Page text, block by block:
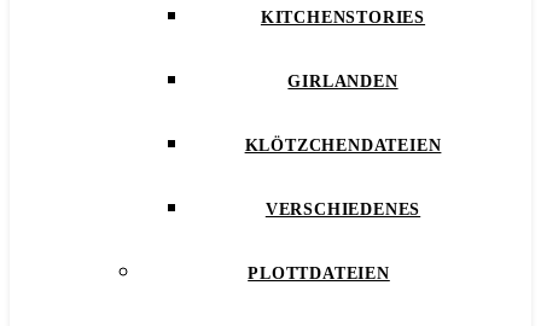
KITCHENSTORIES
GIRLANDEN
KLÖTZCHENDATEIEN
VERSCHIEDENES
PLOTTDATEIEN